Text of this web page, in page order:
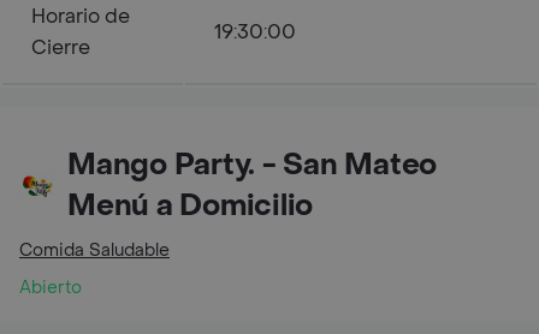
Horario de
Cierre
19:30:00
Mango Party. - San Mateo
Menú a Domicilio
Comida Saludable
Abierto